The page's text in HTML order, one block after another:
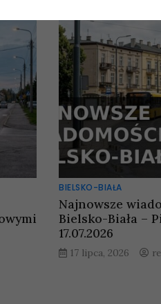
BIELSKO-BIAŁA
Najnowsze
Bielsko-Biała –
17.07.2026
17 lipca, 2026